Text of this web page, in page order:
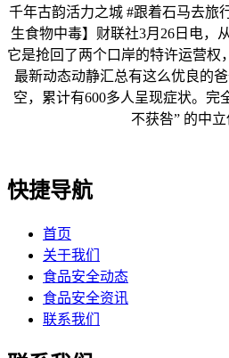
千年古韵活力之城 #跟着石马去旅
生食物中毒】财联社3月26日电，
它是抢回了两个口岸的特许运营权
最新动态动静汇总有这么优良的
空，累计有600多人呈现症状。完
不获咎” 的中立
快捷导航
首页
关于我们
食品安全动态
食品安全资讯
联系我们